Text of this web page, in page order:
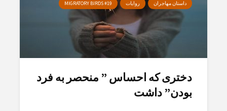
داستان مهاجران روایات MIGRATORY BIRDS #19
دختری کە احساس ” منحصر بە فرد
بودن” داشت